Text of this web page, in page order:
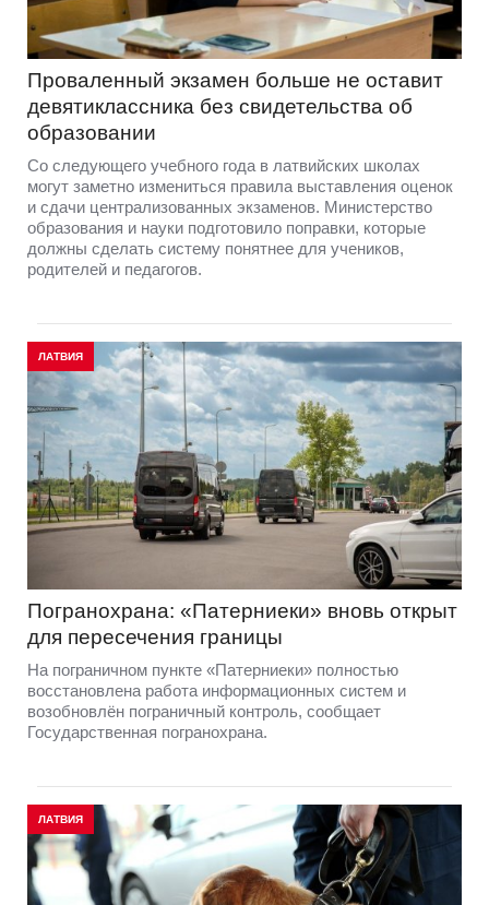
Проваленный экзамен больше не оставит
девятиклассника без свидетельства об
образовании
Со следующего учебного года в латвийских школах
могут заметно измениться правила выставления оценок
и сдачи централизованных экзаменов. Министерство
образования и науки подготовило поправки, которые
должны сделать систему понятнее для учеников,
родителей и педагогов.
ЛАТВИЯ
Погранохрана: «Патерниеки» вновь открыт
для пересечения границы
На пограничном пункте «Патерниеки» полностью
восстановлена работа информационных систем и
возобновлён пограничный контроль, сообщает
Государственная погранохрана.
ЛАТВИЯ